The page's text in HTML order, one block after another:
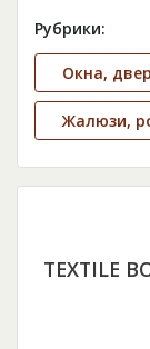
Рубрики:
Окна,
Жалюзи,
TEXTILE